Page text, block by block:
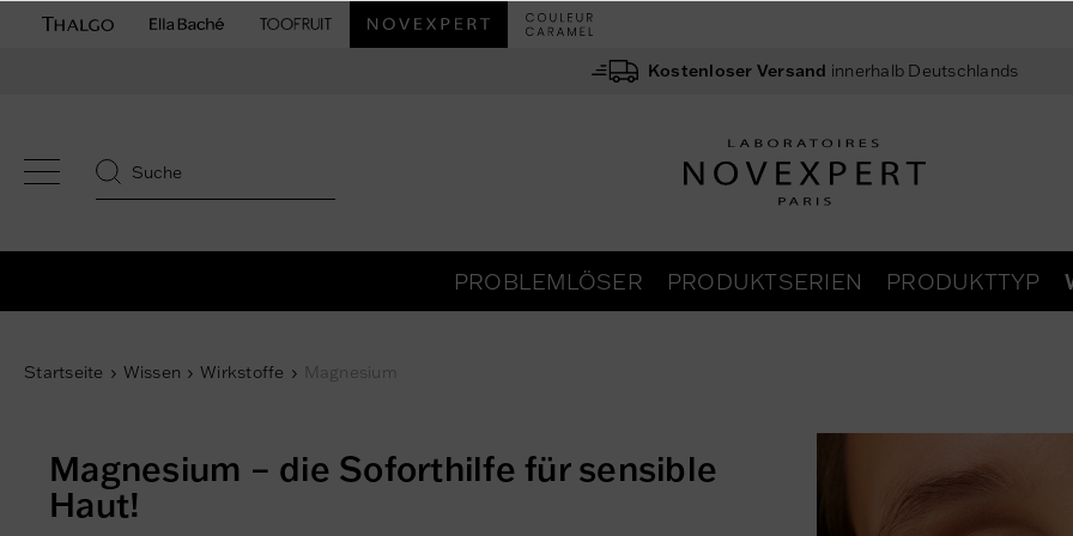
Kostenloser Versand innerhalb Deutschlands
PROBLEMLÖSER PRODUKTSERIEN PRODUKTTYP
Startseite Wissen Wirkstoffe Magnesium
Magnesium – die Soforthilfe für sensible
Haut!